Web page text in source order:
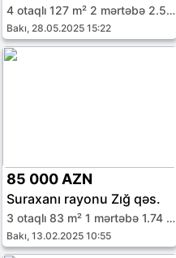
4 otaqlı 127 m² 2 mərtəbə 2.5 sot
Bakı, 28.05.2025 15:22
85 000 AZN
Suraxanı rayonu Zığ qəs.
3 otaqlı 83 m² 1 mərtəbə 1.74 sot
Bakı, 13.02.2025 10:55